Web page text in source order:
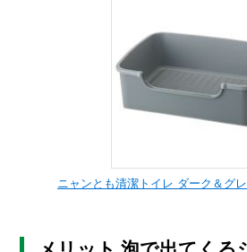
ニャンとも清潔トイレ ダーク＆グ